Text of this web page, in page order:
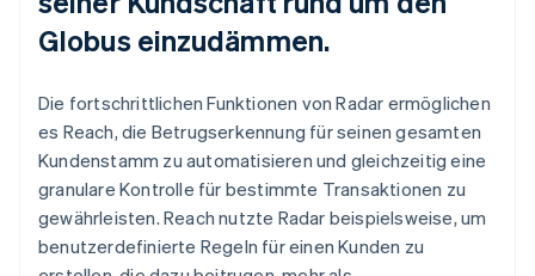
Globus einzudämmen.
Die fortschrittlichen Funktionen von Radar ermöglichen
es Reach, die Betrugserkennung für seinen gesamten
Kundenstamm zu automatisieren und gleichzeitig eine
granulare Kontrolle für bestimmte Transaktionen zu
gewährleisten. Reach nutzte Radar beispielsweise, um
benutzerdefinierte Regeln für einen Kunden zu